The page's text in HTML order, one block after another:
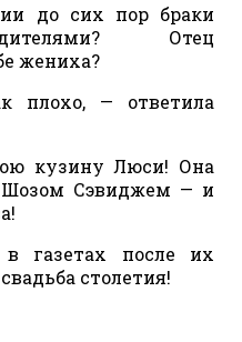
до сих пор браки
Отец
жениха?
плохо, — ответила
кузину Люси! Она
Шозом Сэвиджем — и
газетах после их
столетия!